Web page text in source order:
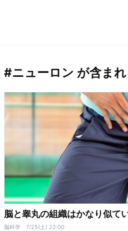
#ニューロン が含ま
脳と睾丸の組織はかなり似て
脳科学 7/25(土) 22:00